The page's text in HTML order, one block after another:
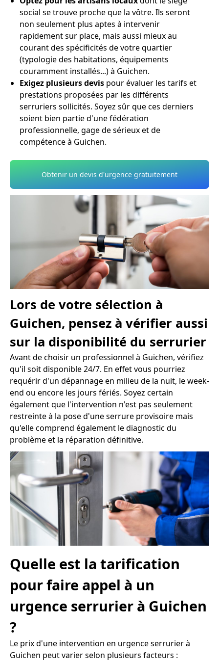
social se trouve proche que la vôtre. Ils seront
non seulement plus aptes à intervenir
rapidement sur place, mais aussi mieux au
courant des spécificités de votre quartier
(typologie des habitations, équipements
couramment installés...) à Guichen.
Exigez plusieurs devis pour évaluer les tarifs et
prestations proposées par les différents
serruriers sollicités. Soyez sûr que ces derniers
soient bien partie d'une fédération
professionnelle, gage de sérieux et de
compétence à Guichen.
Obtenir un devis d'urgence gratuitement
Lors de votre sélection à
Guichen, pensez à vérifier aussi
sur la disponibilité du serrurier
Avant de choisir un professionnel à Guichen, vérifiez
qu'il soit disponible 24/7. En effet vous pourriez
requérir d'un dépannage en milieu de la nuit, le week-
end ou encore les jours fériés. Soyez certain
également que l'intervention n'est pas seulement
restreinte à la pose d'une serrure provisoire mais
qu'elle comprend également le diagnostic du
problème et la réparation définitive.
Quelle est la tarification
pour faire appel à un
urgence serrurier à Guichen
?
Le prix d'une intervention en urgence serrurier à
Guichen peut varier selon plusieurs facteurs :